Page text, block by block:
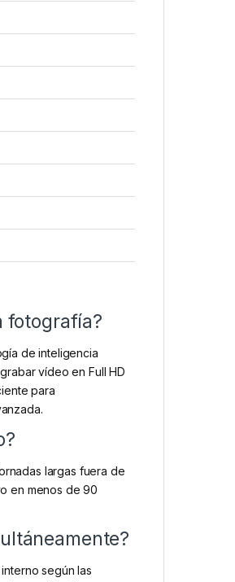
fotografía?
de inteligencia
vídeo en Full HD
para
largas fuera de
en menos de 90
según las